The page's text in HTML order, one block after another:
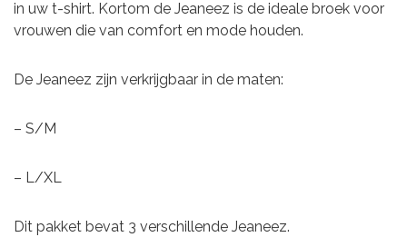
in uw t-shirt. Kortom de Jeaneez is de ideale broek voor
vrouwen die van comfort en mode houden.
De Jeaneez zijn verkrijgbaar in de maten:
– S/M
– L/XL
Dit pakket bevat 3 verschillende Jeaneez.